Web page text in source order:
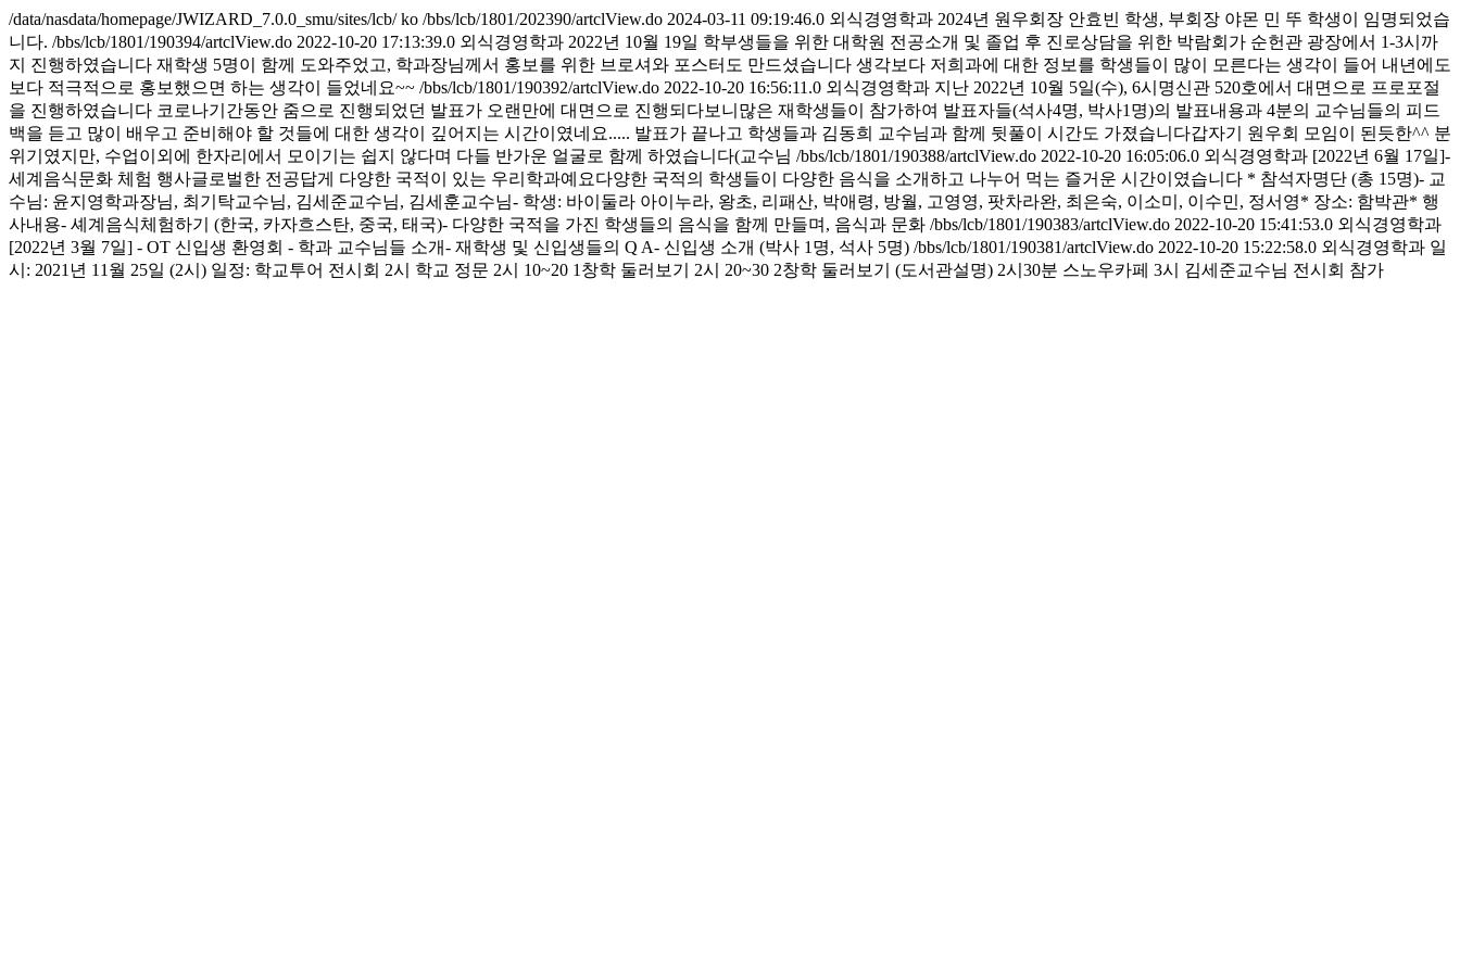
/data/nasdata/homepage/JWIZARD_7.0.0_smu/sites/lcb/ko /bbs/lcb/1801/202390/artclView.do 2024-03-11 09:19:46.0 외식경영학과 2024년 원우회장 안효빈 학생, 부회장 야몬 민 뚜 학생이 임명되었습
니다. /bbs/lcb/1801/190394/artclView.do 2022-10-20 17:13:39.0 외식경영학과 2022년 10월 19일 학부생들을 위한 대학원 전공소개 및 졸업 후 진로상담을 위한 박람회가 순헌관 광장에서 1-3시까
지 진행하였습니다 재학생 5명이 함께 도와주었고, 학과장님께서 홍보를 위한 브로셔와 포스터도 만드셨습니다 생각보다 저희과에 대한 정보를 학생들이 많이 모른다는 생각이 들어 내년에도
보다 적극적으로 홍보했으면 하는 생각이 들었네요~~ /bbs/lcb/1801/190392/artclView.do 2022-10-20 16:56:11.0 외식경영학과 지난 2022년 10월 5일(수), 6시명신관 520호에서 대면으로 프로포절
을 진행하였습니다 코로나기간동안 줌으로 진행되었던 발표가 오랜만에 대면으로 진행되다보니많은 재학생들이 참가하여 발표자들(석사4명, 박사1명)의 발표내용과 4분의 교수님들의 피드
백을 듣고 많이 배우고 준비해야 할 것들에 대한 생각이 깊어지는 시간이였네요..... 발표가 끝나고 학생들과 김동희 교수님과 함께 뒷풀이 시간도 가졌습니다갑자기 원우회 모임이 된듯한^^ 분
위기였지만, 수업이외에 한자리에서 모이기는 쉽지 않다며 다들 반가운 얼굴로 함께 하였습니다(교수님 /bbs/lcb/1801/190388/artclView.do 2022-10-20 16:05:06.0 외식경영학과 [2022년 6월 17일]-
세계음식문화 체험 행사글로벌한 전공답게 다양한 국적이 있는 우리학과예요다양한 국적의 학생들이 다양한 음식을 소개하고 나누어 먹는 즐거운 시간이였습니다 * 참석자명단 (총 15명)- 교
수님: 윤지영학과장님, 최기탁교수님, 김세준교수님, 김세훈교수님- 학생: 바이둘라 아이누라, 왕초, 리패산, 박애령, 방월, 고영영, 팟차라완, 최은숙, 이소미, 이수민, 정서영* 장소: 함박관* 행
사내용- 셰계음식체험하기 (한국, 카자흐스탄, 중국, 태국)- 다양한 국적을 가진 학생들의 음식을 함께 만들며, 음식과 문화 /bbs/lcb/1801/190383/artclView.do 2022-10-20 15:41:53.0 외식경영학과
[2022년 3월 7일] - OT 신입생 환영회 - 학과 교수님들 소개- 재학생 및 신입생들의 Q A- 신입생 소개 (박사 1명, 석사 5명) /bbs/lcb/1801/190381/artclView.do 2022-10-20 15:22:58.0 외식경영학과 일
시: 2021년 11월 25일 (2시) 일정: 학교투어 전시회 2시 학교 정문 2시 10~20 1창학 둘러보기 2시 20~30 2창학 둘러보기 (도서관설명) 2시30분 스노우카페 3시 김세준교수님 전시회 참가